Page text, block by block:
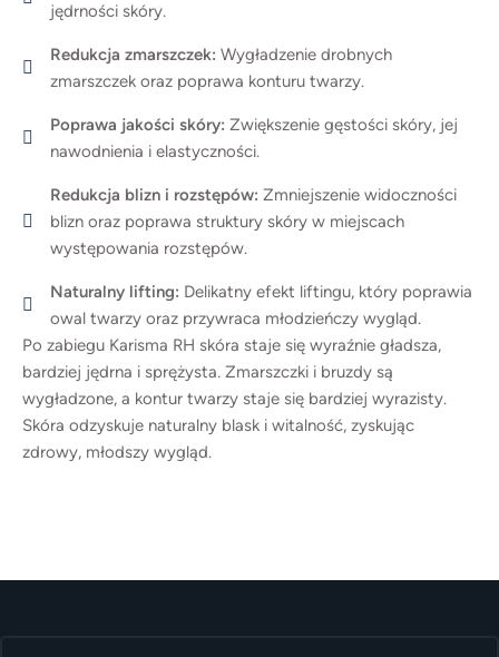
jędrności skóry.
Redukcja zmarszczek: Wygładzenie drobnych
zmarszczek oraz poprawa konturu twarzy.
Poprawa jakości skóry: Zwiększenie gęstości skóry, jej
nawodnienia i elastyczności.
Redukcja blizn i rozstępów: Zmniejszenie widoczności
blizn oraz poprawa struktury skóry w miejscach
występowania rozstępów.
Naturalny lifting: Delikatny efekt liftingu, który poprawia
owal twarzy oraz przywraca młodzieńczy wygląd.
Po zabiegu Karisma RH skóra staje się wyraźnie gładsza,
bardziej jędrna i sprężysta. Zmarszczki i bruzdy są
wygładzone, a kontur twarzy staje się bardziej wyrazisty.
Skóra odzyskuje naturalny blask i witalność, zyskując
zdrowy, młodszy wygląd.